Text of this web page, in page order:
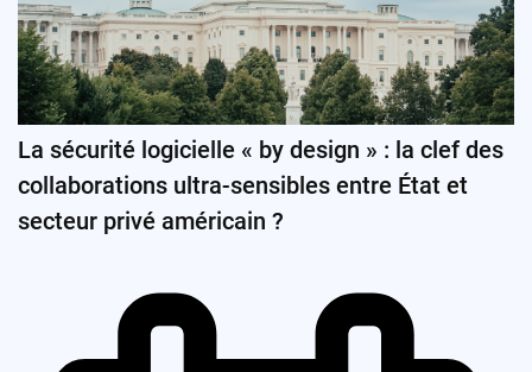
La sécurité logicielle « by design » : la clef des
collaborations ultra-sensibles entre État et
secteur privé américain ?